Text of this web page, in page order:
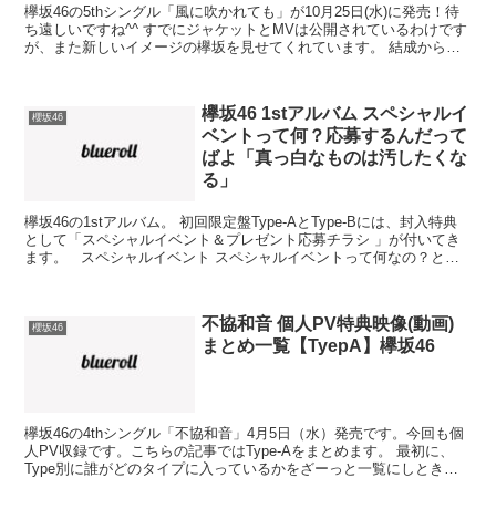
欅坂46の5thシングル「風に吹かれても」が10月25日(水)に発売！待
ち遠しいですね^^ すでにジャケットとMVは公開されているわけです
が、また新しいイメージの欅坂を見せてくれています。 結成から約2
櫻坂46
欅坂46 1stアルバム スペシャルイ
ベントって何？応募するんだって
ばよ「真っ白なものは汚したくな
る」
欅坂46の1stアルバム。 初回限定盤Type-AとType-Bには、封入特典
として「スペシャルイベント＆プレゼント応募チラシ 」が付いてき
ます。 スペシャルイベント スペシャルイベントって何なの？とい
櫻坂46
不協和音 個人PV特典映像(動画)
まとめ一覧【TyepA】欅坂46
欅坂46の4thシングル「不協和音」4月5日（水）発売です。今回も個
人PV収録です。こちらの記事ではType-Aをまとめます。 最初に、
Type別に誰がどのタイプに入っているかをざーっと一覧にしときま